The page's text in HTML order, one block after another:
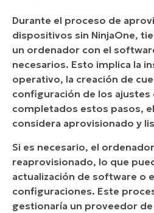
Durante el proceso de
dispositivos sin NinjaOne,
un ordenador con el
necesarios. Esto implica la
operativo, la creación de
configuración de los ajustes
completados estos pasos,
considera aprovisionado y
Si es necesario, el
reaprovisionado, lo que
actualización de software o
configuraciones. Este
gestionaría un proveedor